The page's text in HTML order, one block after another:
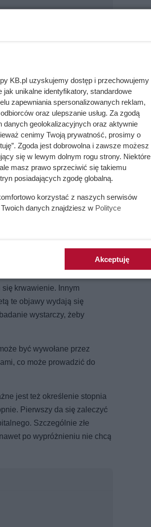
wspomagają
do hemoroidów na
krwawienie. Innym
te objawy wydają się
wystarczy, żeby
być wywołane przez
co może prowadzić do
jest też określenie stopnia
Pierwszy da się zaleczyć
Szczególnie złe
po wypróżnieniu nie chcą
KB.pl uzyskujemy dostęp i przechowujemy
unikalne identyfikatory, standardowe
zapewniania spersonalizowanych reklam,
oraz ulepszanie usług. Za zgodą
geolokalizacyjnych oraz aktywnie
cenimy Twoją prywatność, prosimy o
Zgoda jest dobrowolna i zawsze możesz
się w lewym dolnym rogu strony. Niektóre
masz prawo sprzeciwić się takiemu
posiadających zgodę globalną.
korzystać z naszych serwisów
danych znajdziesz w Polityce
Akceptuję